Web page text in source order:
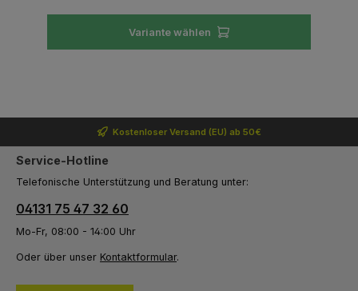
Variante wählen
Kostenloser Versand (EU) ab 50€
Service-Hotline
Telefonische Unterstützung und Beratung unter:
04131 75 47 32 60
Mo-Fr, 08:00 - 14:00 Uhr
Oder über unser Kontaktformular.